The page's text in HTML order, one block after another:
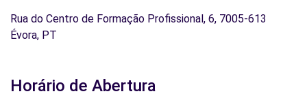
Rua do Centro de Formação Profissional, 6, 7005-613
Évora, PT
Horário de Abertura